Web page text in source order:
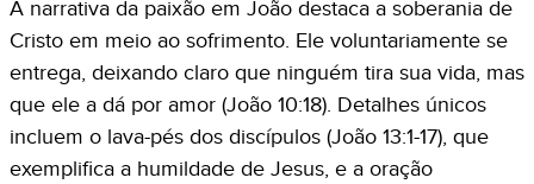
A narrativa da paixão em João destaca a soberania de
Cristo em meio ao sofrimento. Ele voluntariamente se
entrega, deixando claro que ninguém tira sua vida, mas
que ele a dá por amor (João 10:18). Detalhes únicos
incluem o lava-pés dos discípulos (João 13:1-17), que
exemplifica a humildade de Jesus, e a oração